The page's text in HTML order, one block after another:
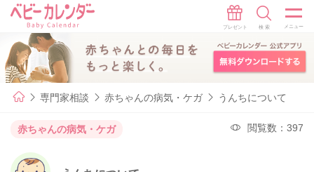
専門家相談 赤ちゃんの病気・ケガ うんちについて
赤ちゃんの病気・ケガ 閲覧数：397